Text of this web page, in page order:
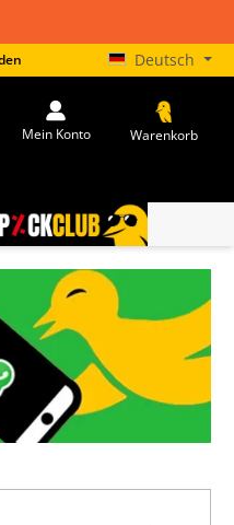
Deutsch
Mein Konto Warenkorb
PICKCLUB